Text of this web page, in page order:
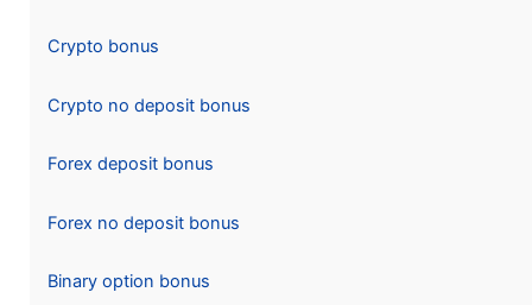
Crypto bonus
Crypto no deposit bonus
Forex deposit bonus
Forex no deposit bonus
Binary option bonus